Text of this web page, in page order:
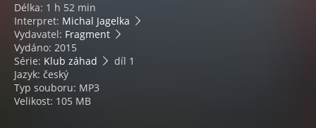
Délka: 1 h 52 min
Interpret: Michal Jagelka
Vydavatel: Fragment
Vydáno: 2015
Série: Klub záhad
díl 1
Jazyk: český
Typ souboru: MP3
Velikost: 105 MB